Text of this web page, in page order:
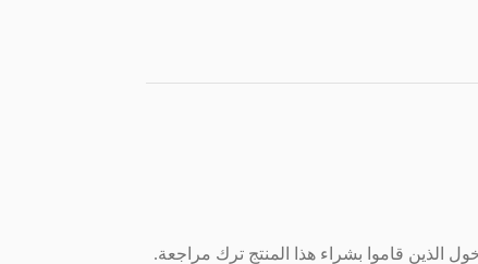
الذين قاموا بشراء هذا المنتج ترك مراجعة.